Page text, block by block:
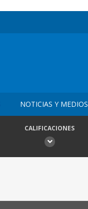
NOTICIAS Y MEDIOS
CALIFICACIONES